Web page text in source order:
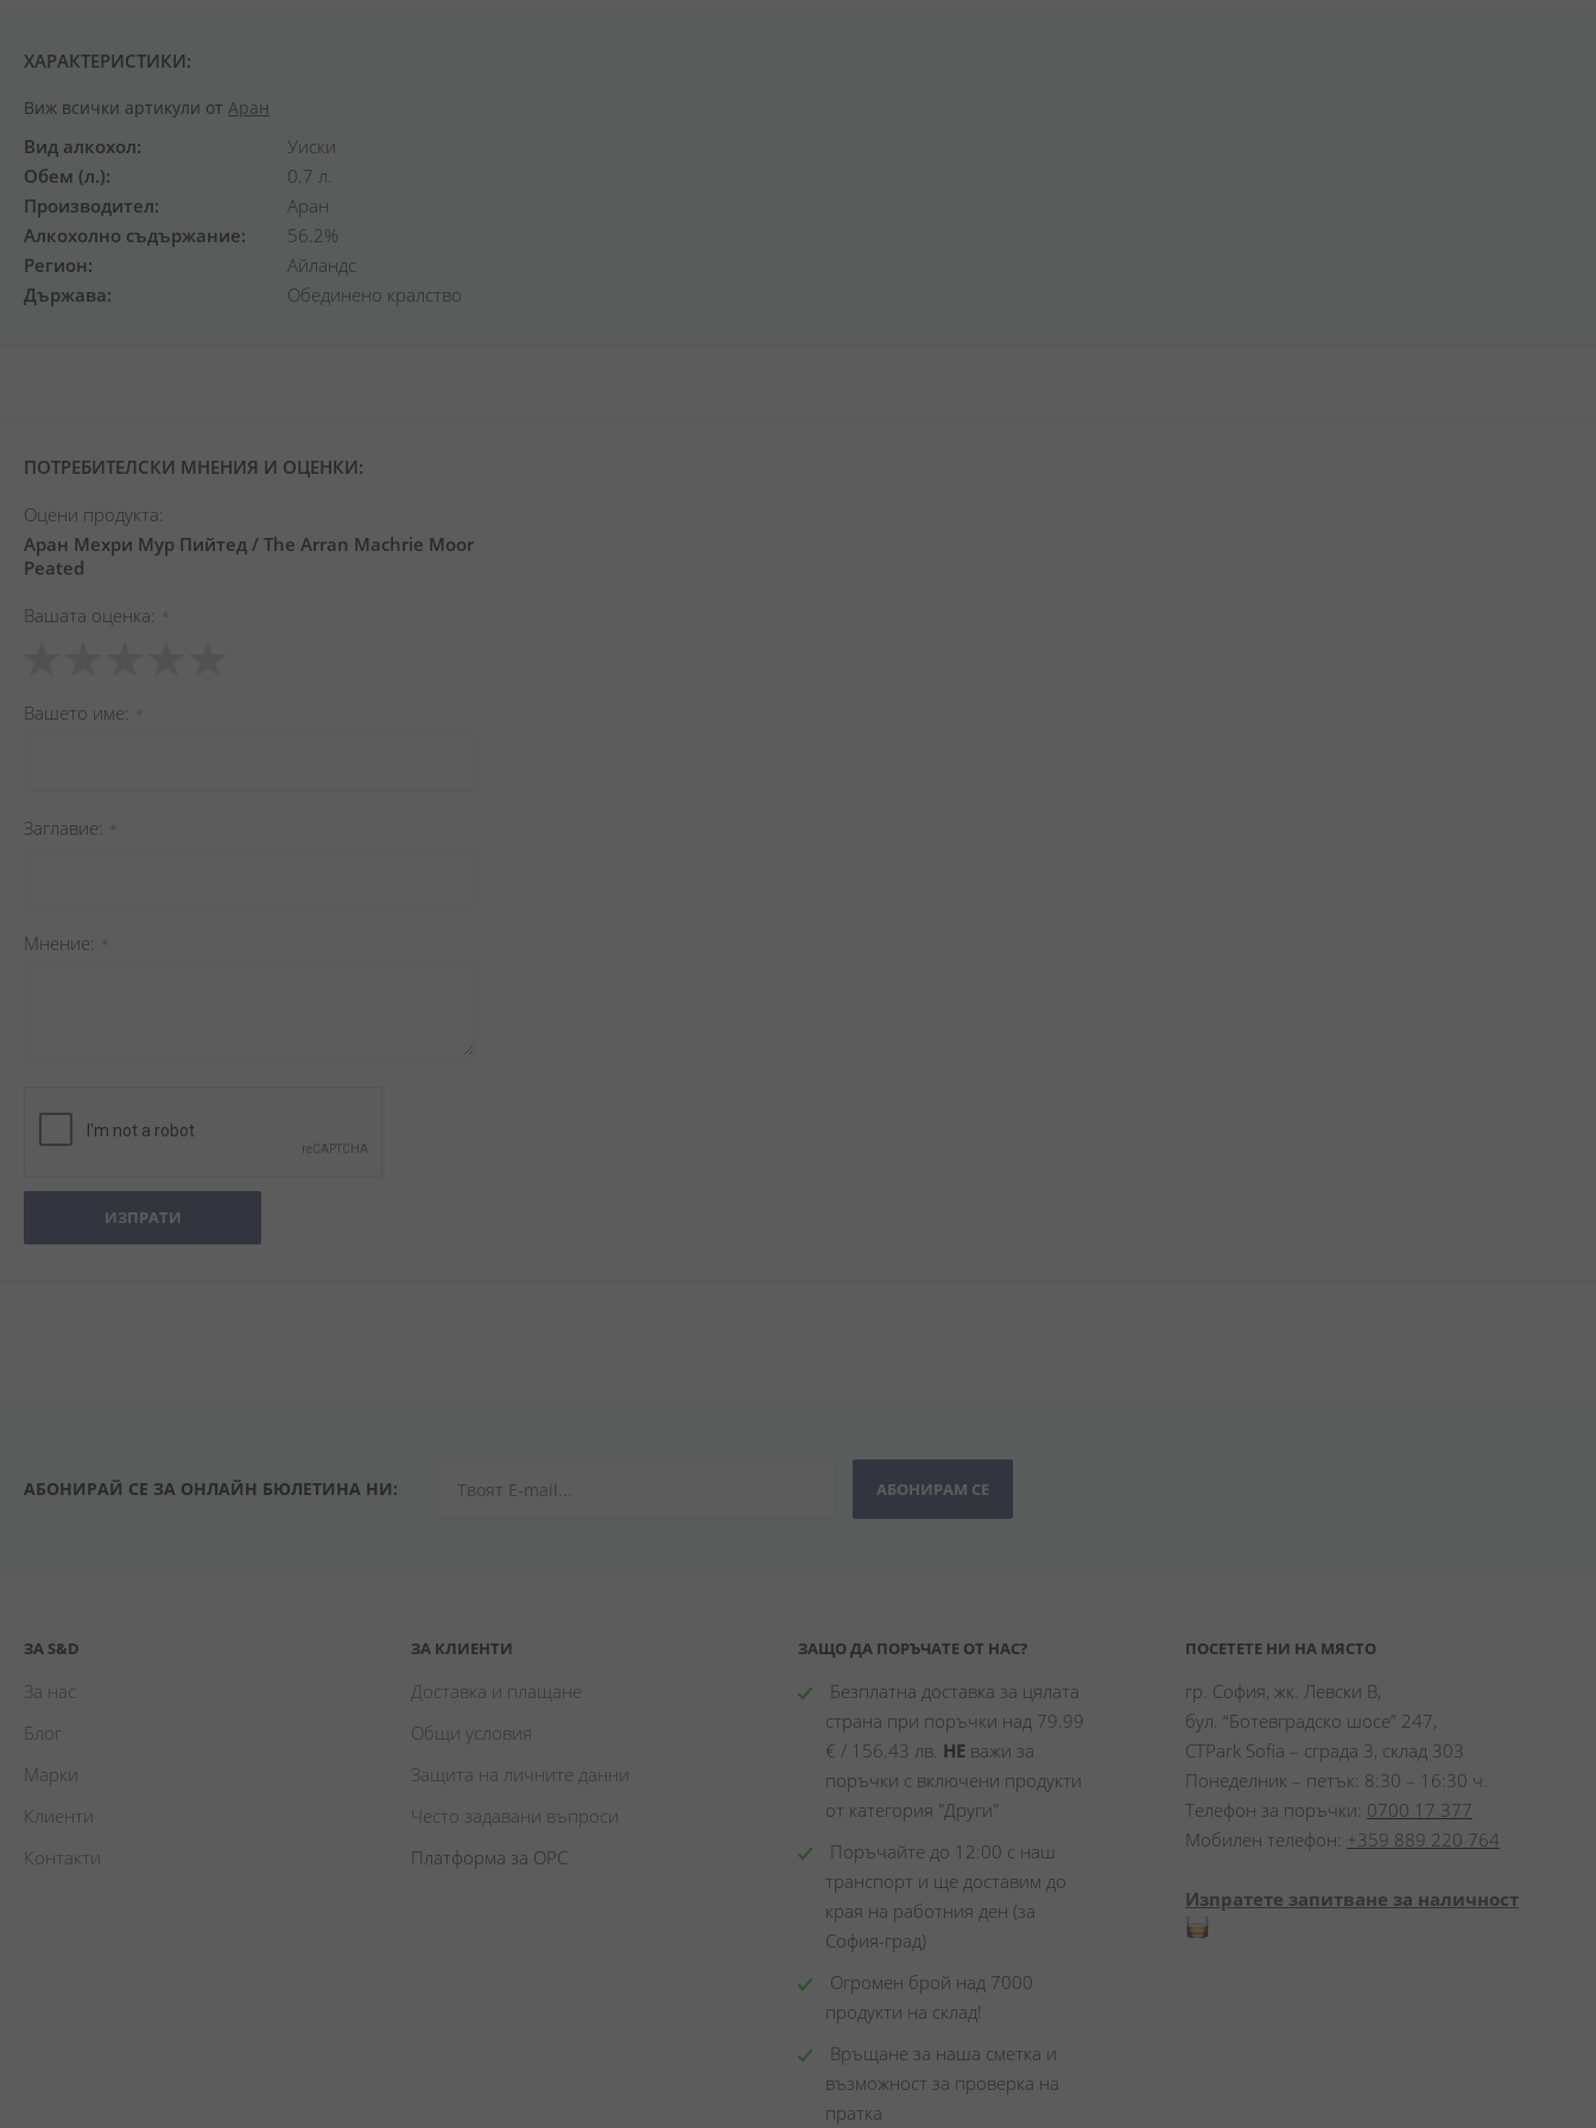
ХАРАКТЕРИСТИКИ:
Виж всички артикули от Аран
Вид алкохол
Уиски
Обем (л.)
0.7 л.
Производител
Аран
Алкохолно съдържание
56.2%
Регион
Айландс
Държава
Обединено кралство
ПОТРЕБИТЕЛСКИ МНЕНИЯ И ОЦЕНКИ:
Оцени продукта:
Аран Мехри Мур Пийтед / The Arran Machrie Moor
Peated
Вашата оценка
star
stars
stars
stars
stars
Вашето име
Заглавиe
Мнение
ИЗПРАТИ
АБОНИРАЙ СЕ ЗА ОНЛАЙН БЮЛЕТИНА НИ: АБОНИРАМ СЕ
ЗА S&D
За нас
Блог
Марки
Клиенти
Контакти
ЗА КЛИЕНТИ
Доставка и плащане
Общи условия
Защита на личните данни
Често задавани въпроси
Платформа за ОРС
ЗАЩО ДА ПОРЪЧАТЕ ОТ НАС?
Безплатна доставка за цялата
страна при поръчки над 79.99
€ / 156.43 лв. НЕ важи за
поръчки с включени продукти
от категория "Други"
Поръчайте до 12:00 с наш
транспорт и ще доставим до
края на работния ден (за
София-град)
Огромен брой над 7000
продукти на склад!
Връщане за наша сметка и
възможност за проверка на
пратка
ПОСЕТЕТЕ НИ НА МЯСТО
гр. София, жк. Левски В,
бул. “Ботевградско шосе” 247,
CTPark Sofia – сграда 3, склад 303
Понеделник – петък: 8:30 – 16:30 ч.
Телефон за поръчки: 0700 17 377
Мобилен телефон: +359 889 220 764
Изпратете запитване за наличност